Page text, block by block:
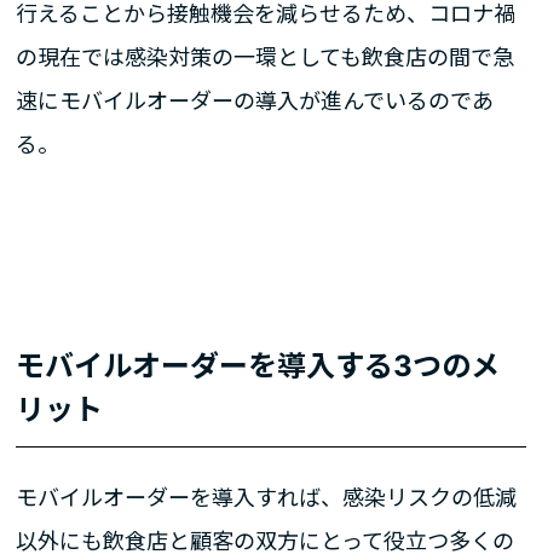
行えることから接触機会を減らせるため、コロナ禍
の現在では感染対策の一環としても飲食店の間で急
速にモバイルオーダーの導入が進んでいるのであ
る。
モバイルオーダーを導入する3つのメ
リット
モバイルオーダーを導入すれば、感染リスクの低減
以外にも飲食店と顧客の双方にとって役立つ多くの